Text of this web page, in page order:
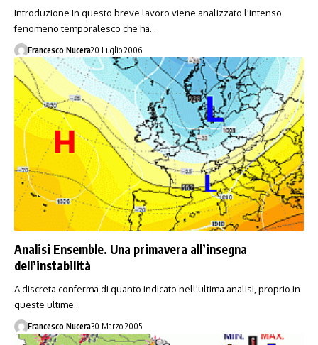
Introduzione In questo breve lavoro viene analizzato l'intenso
fenomeno temporalesco che ha…
Francesco Nucera20 Luglio 2006
Analisi Ensemble. Una primavera all’insegna
dell’instabilità
A discreta conferma di quanto indicato nell'ultima analisi, proprio in
queste ultime…
Francesco Nucera30 Marzo 2005